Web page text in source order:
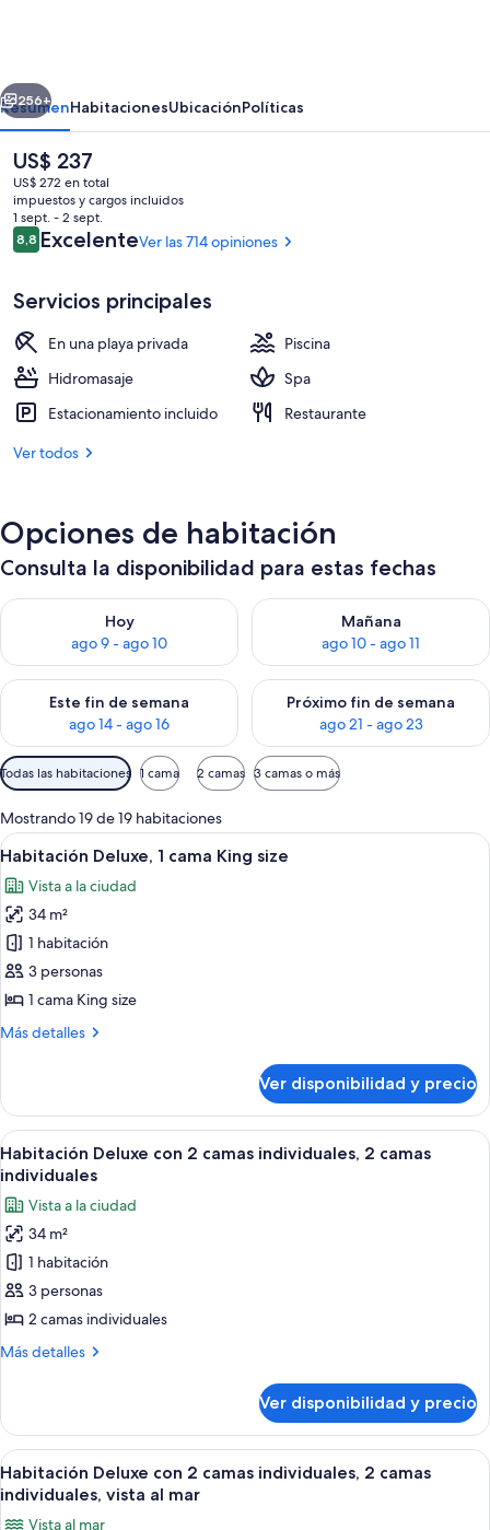
Aqaba
Fachada de la propiedad
Siguiente
256+
ResumenHabitacionesUbicaciónPolíticas
El
precio
actual
es
de
US$ 237
US$ 237
US$ 272 en total
impuestos y cargos incluidos
1 sept. - 2 sept.
Opiniones
8,88,8 de 10
ExcelenteVer las 714 opiniones
Servicios principales
En una playa privada
Piscina
Hidromasaje
Spa
Estacionamiento incluido
Restaurante
Ver todos
Opciones de habitación
Consulta la disponibilidad para estas fechas
Hoy
ago 9 - ago 10
Consulta la disponibilidad para hoy ago 9 - ago 10
Mañana
ago 10 - ago 11
Consulta la disponibilidad
Este fin de semana
ago 14 - ago 16
Consulta la disponibilidad para este fin de semana ago 14 -
Próximo fin de semana
ago 21 - ago 23
Consulta la disponibilidad
Filtros
disponibles
para
las
habitaciones
Todas las habitaciones 1 cama 2 camas 3 camas o más
Mostrando 19 de 19 habitaciones
Ver
todas
las
fotos
de
Habitación
Deluxe,
cama
Una habitación de hotel con una
6
Habitación Deluxe, 1 cama King size
Vista a la ciudad
34 m²
1 habitación
3 personas
1 cama King size
Más detalles
Más
Deluxe,
cama
King
Ver disponibilidad y precio
Ver
todas
las
fotos
de
Habitación
Deluxe
con
2
2
camas
individuales
Habitación de hotel con dos camas,
13
Habitación Deluxe con 2 camas individuales, 2 camas
individuales
Vista a la ciudad
34 m²
1 habitación
3 personas
2 camas individuales
Más detalles
Más
Deluxe
con
2
camas
Ver disponibilidad y precio
Ver
todas
Habitación de hotel con dos camas,
6
Habitación Deluxe con 2 camas individuales, 2 camas
individuales, vista al mar
Vista al mar